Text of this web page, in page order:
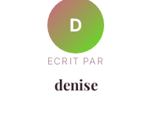
D
ECRIT PAR
denise